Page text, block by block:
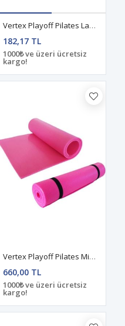
Vertex Playoff Pilates Lastiği Pembe
182,17 TL
1000₺ ve üzeri ücretsiz
kargo!
Vertex Playoff Pilates Minderi Çift Taraflı 1 Cm - Standart Pembe
660,00 TL
1000₺ ve üzeri ücretsiz
kargo!